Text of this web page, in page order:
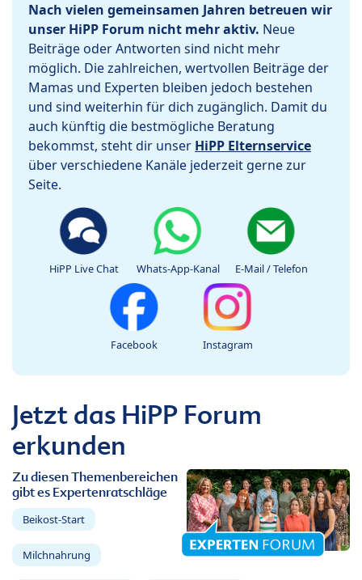
Nach vielen gemeinsamen Jahren betreuen wir
unser HiPP Forum nicht mehr aktiv. Neue
Beiträge oder Antworten sind nicht mehr
möglich. Die zahlreichen, wertvollen Beiträge der
Mamas und Experten bleiben jedoch bestehen
und sind weiterhin für dich zugänglich. Damit du
auch künftig die bestmögliche Beratung
bekommst, steht dir unser HiPP Elternservice
über verschiedene Kanäle jederzeit gerne zur
Seite.
HiPP Live Chat Whats-App-Kanal E-Mail / Telefon
Facebook Instagram
Jetzt das HiPP Forum
erkunden
Zu diesen Themenbereichen
gibt es Expertenratschläge
Beikost-Start
Milchnahrung